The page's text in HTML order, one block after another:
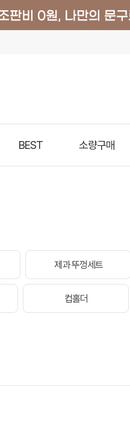
BEST 소량구매
제과 뚜껑세트
컵홀더